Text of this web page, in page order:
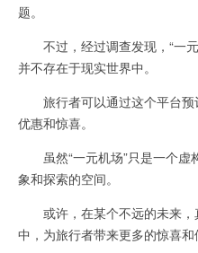
题。
不过，经过调查发现，“一元
并不存在于现实世界中。
旅行者可以通过这个平台预
优惠和惊喜。
虽然“一元机场”只是一个虚
象和探索的空间。
或许，在某个不远的未来，
中，为旅行者带来更多的惊喜和